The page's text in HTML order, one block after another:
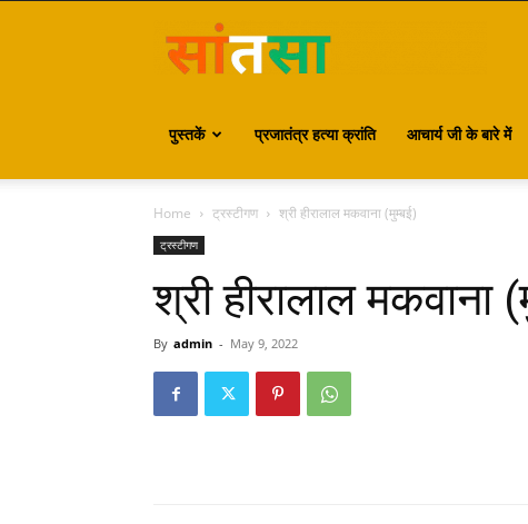
पुस्तकें प्रजातंत्र हत्या क्रांति आचार्य जी के बारे में
Home ट्रस्टीगण श्री हीरालाल मकवाना (मुम्बई)
ट्रस्टीगण
श्री हीरालाल मकवाना
By admin - May 9, 2022